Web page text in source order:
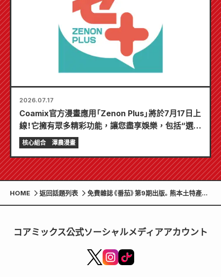
2026.07.17
Coamix官方漫畫應用「Zenon Plus」將於7月17日上
線！它擁有眾多精彩功能，讓您盡享娛樂，包括“選擇
您的第一個免費章節”和“每日更新”！
核心組合 澤農漫畫
HOME 返回話題列表
免費雜誌《番茄》第9期出版。熊本土特產專
刊！
コアミックス公式ソーシャルメディアアカウント